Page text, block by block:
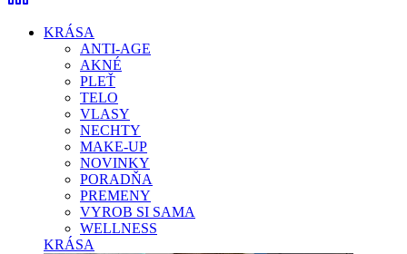
KRÁSA
ANTI-AGE
AKNÉ
PLEŤ
TELO
VLASY
NECHTY
MAKE-UP
NOVINKY
PORADŇA
PREMENY
VYROB SI SAMA
WELLNESS
KRÁSA